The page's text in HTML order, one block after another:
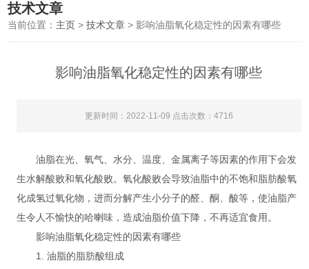
技术文章
当前位置： 主页 >技术文章 > 影响油脂氧化稳定性的因素有哪些
影响油脂氧化稳定性的因素有哪些
更新时间：2022-11-09 点击次数：4716
油脂在光、氧气、水分、温度、金属离子等因素的作用下会发
生水解酸败和氧化酸败。氧化酸败会导致油脂中的不饱和脂肪酸氧
化成氢过氧化物，进而分解产生小分子的醛、酮、酸等，使油脂产
生令人不愉快的哈喇味，造成油脂价值下降，不再适宜食用。
影响油脂氧化稳定性的因素有哪些
1. 油脂的脂肪酸组成